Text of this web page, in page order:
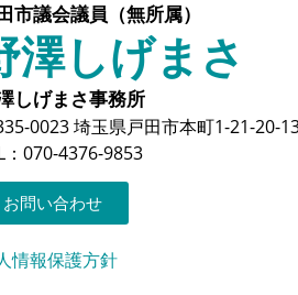
市議会議員（無所属）
澤しげまさ
しげまさ事務所
0023 埼玉県戸田市本町1-21-20-
：070-4376-9853
お問い合わせ
情報保護方針